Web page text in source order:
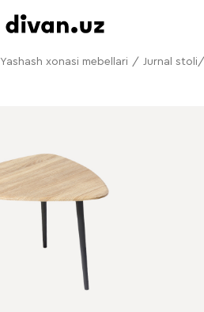
Yashash xonasi mebellari / Jurnal